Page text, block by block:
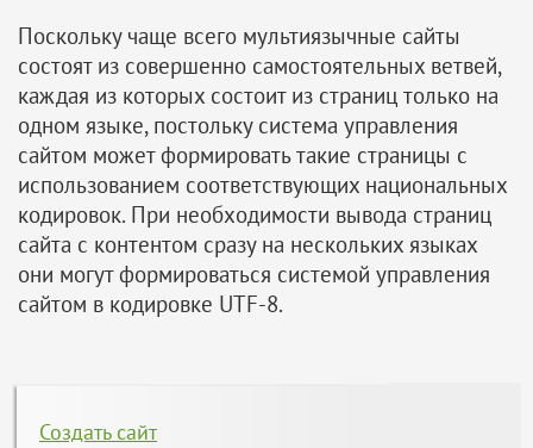
Поскольку чаще всего мультиязычные сайты
состоят из совершенно самостоятельных ветвей,
каждая из которых состоит из страниц только на
одном языке, постольку система управления
сайтом может формировать такие страницы с
использованием соответствующих национальных
кодировок. При необходимости вывода страниц
сайта с контентом сразу на нескольких языках
они могут формироваться системой управления
сайтом в кодировке UTF-8.
Создать сайт